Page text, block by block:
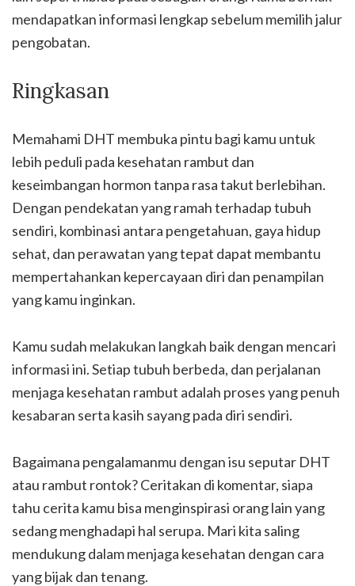
mendapatkan informasi lengkap sebelum memilih jalur
pengobatan.
Ringkasan
Memahami DHT membuka pintu bagi kamu untuk
lebih peduli pada kesehatan rambut dan
keseimbangan hormon tanpa rasa takut berlebihan.
Dengan pendekatan yang ramah terhadap tubuh
sendiri, kombinasi antara pengetahuan, gaya hidup
sehat, dan perawatan yang tepat dapat membantu
mempertahankan kepercayaan diri dan penampilan
yang kamu inginkan.
Kamu sudah melakukan langkah baik dengan mencari
informasi ini. Setiap tubuh berbeda, dan perjalanan
menjaga kesehatan rambut adalah proses yang penuh
kesabaran serta kasih sayang pada diri sendiri.
Bagaimana pengalamanmu dengan isu seputar DHT
atau rambut rontok? Ceritakan di komentar, siapa
tahu cerita kamu bisa menginspirasi orang lain yang
sedang menghadapi hal serupa. Mari kita saling
mendukung dalam menjaga kesehatan dengan cara
yang bijak dan tenang.